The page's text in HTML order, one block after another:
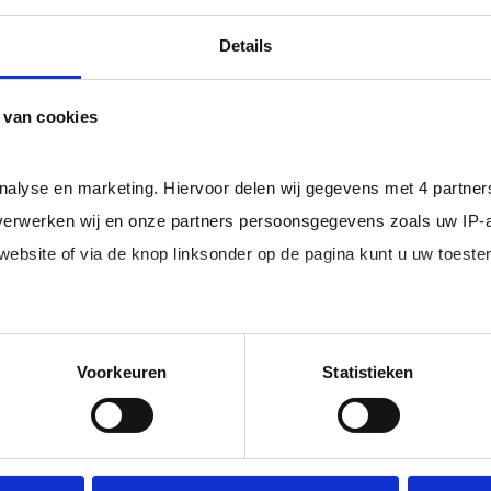
Details
cookies
en marketing. Hiervoor delen wij gegevens met 4
wij en onze partners persoonsgegevens zoals uw
of via de knop linksonder op de pagina kunt u uw
Voorkeuren Statistieken
dan het landelijke gemiddelde van ruim 20%
, zodat
in loondienst uit uw regio.
freelance
juiste kandidaten
No match? No pay!
als een
Ik
of
Je
krijgt